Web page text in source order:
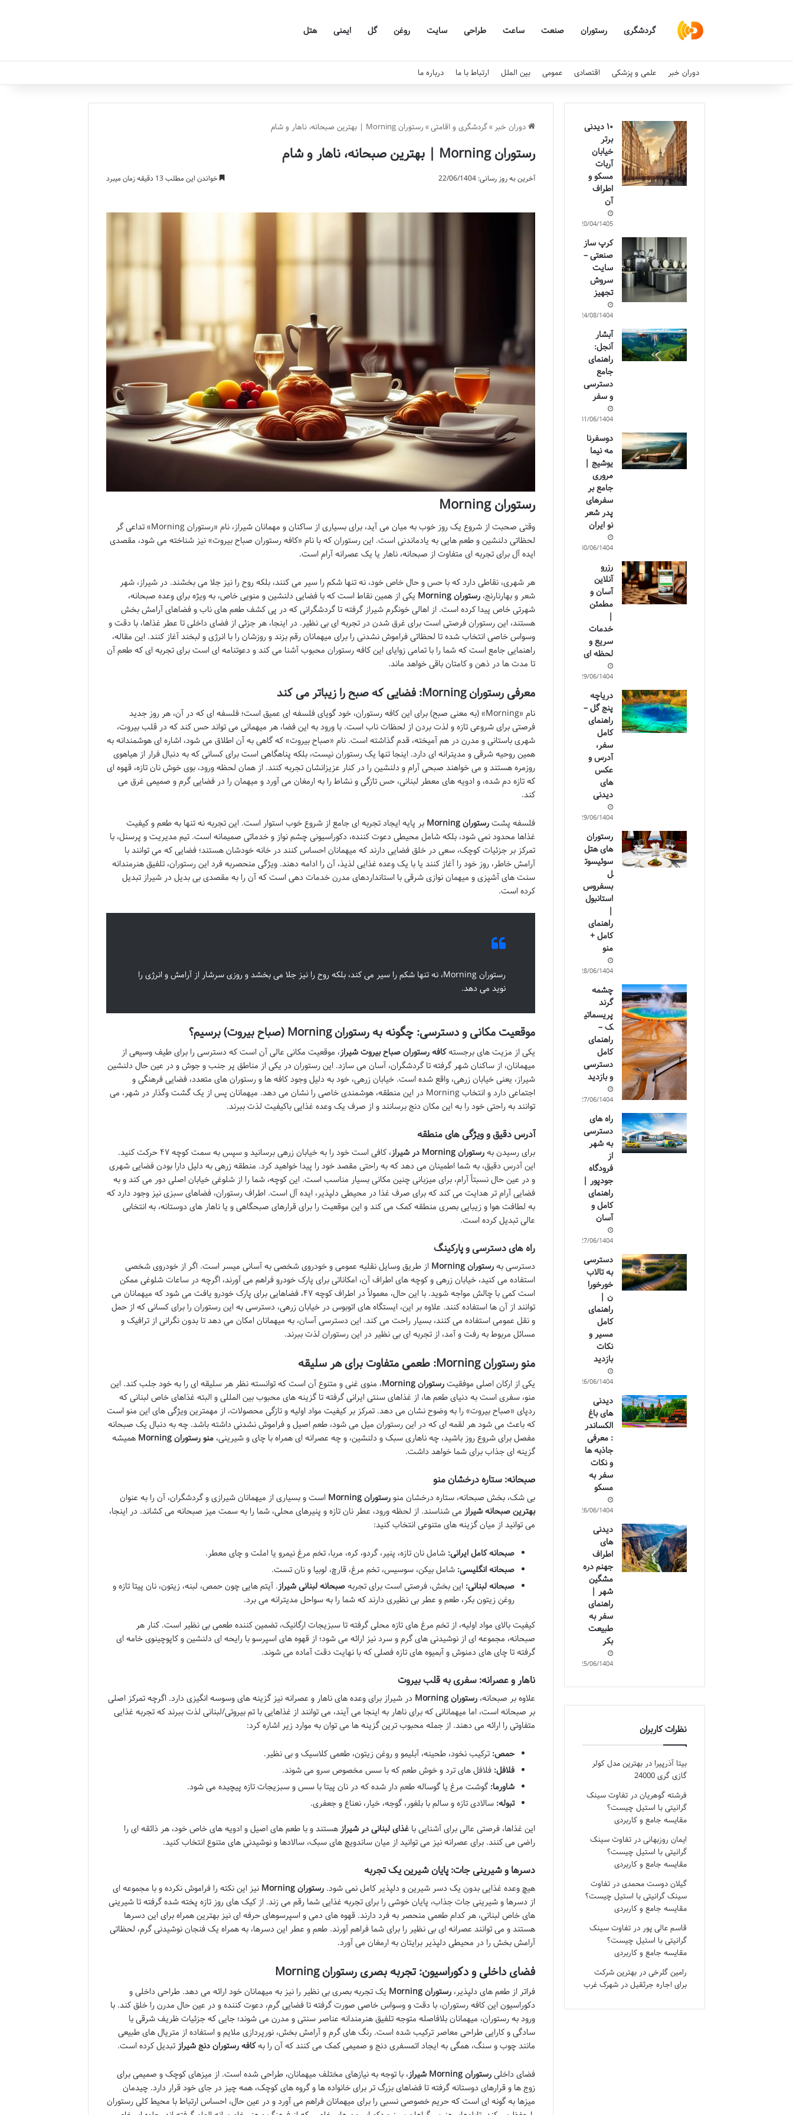
گردشگری رستوران صنعت ساعت طراحی سایت روغن گل ایمنی هتل
دوران خبر علمی و پزشکی اقتصادی عمومی بین الملل ارتباط با ما درباره ما
دوران خبر »گردشگری و اقامتی » رستوران Morning | بهترین صبحانه، ناهار و شام
رستوران Morning | بهترین صبحانه، ناهار و شام
آخرین به روز رسانی: 22/06/1404 خواندن این مطلب 13 دقیقه زمان میبرد
رستوران Morning
وقتی صحبت از شروع یک روز خوب به میان می آید، برای بسیاری از ساکنان و مهمانان شیراز، نام «رستوران Morning» تداعی گر
لحظاتی دلنشین و طعم هایی به یادماندنی است. این رستوران که با نام «کافه رستوران صباح بیروت» نیز شناخته می شود، مقصدی
ایده آل برای تجربه ای متفاوت از صبحانه، ناهار یا یک عصرانه آرام است.
هر شهری، نقاطی دارد که با حس و حال خاص خود، نه تنها شکم را سیر می کنند، بلکه روح را نیز جلا می بخشند. در شیراز، شهر
شعر و بهارنارنج،رستوران Morning
یکی از همین نقاط است که با فضایی دلنشین و منویی خاص، به ویژه برای وعده صبحانه،
شهرتی خاص پیدا کرده است. از اهالی خونگرم شیراز گرفته تا گردشگرانی که در پی کشف طعم های ناب و فضاهای آرامش بخش
هستند، این رستوران فرصتی است برای غرق شدن در تجربه ای بی نظیر. در اینجا، هر جزئی از فضای داخلی تا عطر غذاها، با دقت و
وسواس خاصی انتخاب شده تا لحظاتی فراموش نشدنی را برای میهمانان رقم بزند و روزشان را با انرژی و لبخند آغاز کنند. این مقاله،
راهنمایی جامع است که شما را با تمامی زوایای این کافه رستوران محبوب آشنا می کند و دعوتنامه ای است برای تجربه ای که طعم آن
تا مدت ها در ذهن و کامتان باقی خواهد ماند.
معرفی رستوران Morning: فضایی که صبح را زیباتر می کند
نام «Morning» (به معنی صبح) برای این کافه رستوران، خود گویای فلسفه ای عمیق است؛ فلسفه ای که در آن، هر روز جدید
فرصتی برای شروعی تازه و لذت بردن از لحظات ناب است. با ورود به این فضا، هر میهمانی می تواند حس کند که در قلب بیروت،
شهری باستانی و مدرن در هم آمیخته، قدم گذاشته است. نام «صباح بیروت» که گاهی به آن اطلاق می شود، اشاره ای هوشمندانه به
همین روحیه شرقی و مدیترانه ای دارد. اینجا تنها یک رستوران نیست، بلکه پناهگاهی است برای کسانی که به دنبال فرار از هیاهوی
روزمره هستند و می خواهند صبحی آرام و دلنشین را در کنار عزیزانشان تجربه کنند. از همان لحظه ورود، بوی خوش نان تازه، قهوه ای
که تازه دم شده، و ادویه های معطر لبنانی، حس تازگی و نشاط را به ارمغان می آورد و میهمان را در فضایی گرم و صمیمی غرق می
کند.
فلسفه پشترستوران Morning
بر پایه ایجاد تجربه ای جامع از شروع خوب استوار است. این تجربه نه تنها به طعم و کیفیت
غذاها محدود نمی شود، بلکه شامل محیطی دعوت کننده، دکوراسیونی چشم نواز و خدماتی صمیمانه است. تیم مدیریت و پرسنل، با
تمرکز بر جزئیات کوچک، سعی در خلق فضایی دارند که میهمانان احساس کنند در خانه خودشان هستند؛ فضایی که می توانند با
آرامش خاطر، روز خود را آغاز کنند یا با یک وعده غذایی لذیذ، آن را ادامه دهند. ویژگی منحصربه فرد این رستوران، تلفیق هنرمندانه
سنت های آشپزی و میهمان نوازی شرقی با استانداردهای مدرن خدمات دهی است که آن را به مقصدی بی بدیل در شیراز تبدیل
کرده است.
رستوران Morning، نه تنها شکم را سیر می کند، بلکه روح را نیز جلا می بخشد و روزی سرشار از آرامش و انرژی را
نوید می دهد.
موقعیت مکانی و دسترسی: چگونه به رستوران Morning (صباح بیروت) برسیم؟
یکی از مزیت های برجستهکافه رستوران صباح بیروت شیراز، موقعیت مکانی عالی آن است که دسترسی را برای طیف وسیعی از
میهمانان، از ساکنان شهر گرفته تا گردشگران، آسان می سازد. این رستوران در یکی از مناطق پر جنب و جوش و در عین حال دلنشین
شیراز، یعنی خیابان زرهی، واقع شده است. خیابان زرهی، خود به دلیل وجود کافه ها و رستوران های متعدد، فضایی فرهنگی و
اجتماعی دارد و انتخاب Morning در این منطقه، هوشمندی خاصی را نشان می دهد. میهمانان پس از یک گشت وگذار در شهر، می
توانند به راحتی خود را به این مکان دنج برسانند و از صرف یک وعده غذایی باکیفیت لذت ببرند.
آدرس دقیق و ویژگی های منطقه
برای رسیدن بهرستوران Morning در شیراز
، کافی است خود را به خیابان زرهی برسانید و سپس به سمت کوچه ۴۷ حرکت کنید.
این آدرس دقیق، به شما اطمینان می دهد که به راحتی مقصد خود را پیدا خواهید کرد. منطقه زرهی به دلیل دارا بودن فضایی شهری
و در عین حال نسبتاً آرام، برای میزبانی چنین مکانی بسیار مناسب است. این کوچه، شما را از شلوغی خیابان اصلی دور می کند و به
فضایی آرام تر هدایت می کند که برای صرف غذا در محیطی دلپذیر، ایده آل است. اطراف رستوران، فضاهای سبزی نیز وجود دارد که
به لطافت هوا و زیبایی بصری منطقه کمک می کند و این موقعیت را برای قرارهای صبحگاهی و یا ناهار های دوستانه، به انتخابی
عالی تبدیل کرده است.
راه های دسترسی و پارکینگ
دسترسی بهرستوران Morning
از طریق وسایل نقلیه عمومی و خودروی شخصی به آسانی میسر است. اگر از خودروی شخصی
استفاده می کنید، خیابان زرهی و کوچه های اطراف آن، امکاناتی برای پارک خودرو فراهم می آورند، اگرچه در ساعات شلوغی ممکن
است کمی با چالش مواجه شوید. با این حال، معمولاً در اطراف کوچه ۴۷، فضاهایی برای پارک خودرو یافت می شود که میهمانان می
توانند از آن ها استفاده کنند. علاوه بر این، ایستگاه های اتوبوس در خیابان زرهی، دسترسی به این رستوران را برای کسانی که از حمل
و نقل عمومی استفاده می کنند، بسیار راحت می کند. این دسترسی آسان، به میهمانان امکان می دهد تا بدون نگرانی از ترافیک و
مسائل مربوط به رفت و آمد، از تجربه ای بی نظیر در این رستوران لذت ببرند.
منو رستوران Morning: طعمی متفاوت برای هر سلیقه
یکی از ارکان اصلی موفقیترستوران Morning
، منوی غنی و متنوع آن است که توانسته نظر هر سلیقه ای را به خود جلب کند. این
منو، سفری است به دنیای طعم ها، از غذاهای سنتی ایرانی گرفته تا گزینه های محبوب بین المللی و البته غذاهای خاص لبنانی که
ردپای «صباح بیروت» را به وضوح نشان می دهد. تمرکز بر کیفیت مواد اولیه و تازگی محصولات، از مهمترین ویژگی های این منو است
که باعث می شود هر لقمه ای که در این رستوران میل می شود، طعم اصیل و فراموش نشدنی داشته باشد. چه به دنبال یک صبحانه
مفصل برای شروع روز باشید، چه ناهاری سبک و دلنشین، و چه عصرانه ای همراه با چای و شیرینی،منو رستوران Morning
همیشه
گزینه ای جذاب برای شما خواهد داشت.
صبحانه: ستاره درخشان منو
بی شک، بخش صبحانه، ستاره درخشان منورستوران Morning
است و بسیاری از میهمانان شیرازی و گردشگران، آن را به عنوان
بهترین صبحانه شیراز می شناسند. از لحظه ورود، عطر نان تازه و پنیرهای محلی، شما را به سمت میز صبحانه می کشاند. در اینجا،
می توانید از میان گزینه های متنوعی انتخاب کنید:
صبحانه کامل ایرانی: شامل نان تازه، پنیر، گردو، کره، مربا، تخم مرغ نیمرو یا املت و چای معطر.
صبحانه انگلیسی: شامل بیکن، سوسیس، تخم مرغ، قارچ، لوبیا و نان تست.
صبحانه لبنانی: این بخش، فرصتی است برای تجربهصبحانه لبنانی شیراز. آیتم هایی چون حمص، لبنه، زیتون، نان پیتا تازه و
روغن زیتون بکر، طعم و عطر بی نظیری دارند که شما را به سواحل مدیترانه می برد.
کیفیت بالای مواد اولیه، از تخم مرغ های تازه محلی گرفته تا سبزیجات ارگانیک، تضمین کننده طعمی بی نظیر است. کنار هر
صبحانه، مجموعه ای از نوشیدنی های گرم و سرد نیز ارائه می شود؛ از قهوه های اسپرسو با رایحه ای دلنشین و کاپوچینوی خامه ای
گرفته تا چای های دمنوش و آبمیوه های تازه فصلی که با نهایت دقت آماده می شوند.
ناهار و عصرانه: سفری به قلب بیروت
علاوه بر صبحانه،رستوران Morning
در شیراز برای وعده های ناهار و عصرانه نیز گزینه های وسوسه انگیزی دارد. اگرچه تمرکز اصلی
بر صبحانه است، اما میهمانانی که برای ناهار به اینجا می آیند، می توانند از غذاهایی با تم بیروتی/لبنانی لذت ببرند که تجربه غذایی
متفاوتی را ارائه می دهند. از جمله محبوب ترین گزینه ها می توان به موارد زیر اشاره کرد:
حمص: ترکیب نخود، طحینه، آبلیمو و روغن زیتون، طعمی کلاسیک و بی نظیر.
فلافل: فلافل های ترد و خوش طعم که با سس مخصوص سرو می شوند.
شاورما: گوشت مرغ یا گوساله طعم دار شده که در نان پیتا با سس و سبزیجات تازه پیچیده می شود.
تبوله: سالادی تازه و سالم با بلغور، گوجه، خیار، نعناع و جعفری.
این غذاها، فرصتی عالی برای آشنایی باغذای لبنانی در شیراز هستند و با طعم های اصیل و ادویه های خاص خود، هر ذائقه ای را
راضی می کنند. برای عصرانه نیز می توانید از میان ساندویچ های سبک، سالادها و نوشیدنی های متنوع انتخاب کنید.
دسرها و شیرینی جات: پایان شیرین یک تجربه
هیچ وعده غذایی بدون یک دسر شیرین و دلپذیر کامل نمی شود.رستوران Morning
نیز این نکته را فراموش نکرده و با مجموعه ای
از دسرها و شیرینی جات جذاب، پایان خوشی را برای تجربه غذایی شما رقم می زند. از کیک های روز تازه پخته شده گرفته تا شیرینی
های خاص لبنانی، هر کدام طعمی منحصر به فرد دارند. قهوه های دمی و اسپرسوهای حرفه ای نیز بهترین همراه برای این دسرها
هستند و می توانند عصرانه ای بی نظیر را برای شما فراهم آورند. طعم و عطر این دسرها، به همراه یک فنجان نوشیدنی گرم، لحظاتی
آرامش بخش را در محیطی دلپذیر برایتان به ارمغان می آورد.
فضای داخلی و دکوراسیون: تجربه بصری رستوران Morning
فراتر از طعم های دلپذیر،رستوران Morning
یک تجربه بصری بی نظیر را نیز به میهمانان خود ارائه می دهد. طراحی داخلی و
دکوراسیون این کافه رستوران، با دقت و وسواس خاصی صورت گرفته تا فضایی گرم، دعوت کننده و در عین حال مدرن را خلق کند. با
ورود به رستوران، میهمانان بلافاصله متوجه تلفیق هنرمندانه عناصر سنتی و مدرن می شوند؛ جایی که جزئیات ظریف شرقی با
سادگی و کارایی طراحی معاصر ترکیب شده است. رنگ های گرم و آرامش بخش، نورپردازی ملایم و استفاده از متریال های طبیعی
مانند چوب و سنگ، همگی به ایجاد اتمسفری دنج و صمیمی کمک می کنند که آن را بهکافه رستوران دنج شیراز تبدیل کرده است.
فضای داخلیرستوران Morning شیراز
، با توجه به نیازهای مختلف میهمانان، طراحی شده است. از میزهای کوچک و صمیمی برای
زوج ها و قرارهای دوستانه گرفته تا فضاهای بزرگ تر برای خانواده ها و گروه های کوچک، همه چیز در جای خود قرار دارد. چیدمان
میزها به گونه ای است که حریم خصوصی نسبی را برای میهمانان فراهم می آورد و در عین حال، احساس ارتباط با محیط کلی رستوران
۱۰ دیدنی
برتر
خیابان
آربات
مسکو و
اطراف
آن
20/04/1405
کرپ ساز
صنعتی –
سایت
سروش
تجهیز
24/08/1404
آبشار
آنجل:
راهنمای
جامع
دسترسی
و سفر
31/06/1404
دوسفرنا
مه نیما
یوشیج |
مروری
جامع بر
سفرهای
پدر شعر
نو ایران
30/06/1404
رزرو
آنلاین
آسان و
مطمئن
|
خدمات
سریع و
لحظه ای
29/06/1404
دریاچه
پنج گل –
راهنمای
کامل
سفر،
آدرس و
عکس
های
دیدنی
29/06/1404
رستوران
های هتل
سوئیسوت
ل
بسفروس
استانبول
|
راهنمای
کامل +
منو
28/06/1404
چشمه
گرند
پریسماتی
ک –
راهنمای
کامل
دسترسی
و بازدید
27/06/1404
راه های
دسترسی
به شهر
از
فرودگاه
جودپور |
راهنمای
کامل و
آسان
27/06/1404
دسترسی
به تالاب
خورخورا
ن |
راهنمای
کامل
مسیر و
نکات
بازدید
26/06/1404
دیدنی
های باغ
الکساندر
: معرفی
جاذبه ها
و نکات
سفر به
مسکو
26/06/1404
دیدنی
های
اطراف
جهنم دره
مشگین
شهر |
راهنمای
سفر به
طبیعت
بکر
25/06/1404
نظرات کاربران
بیتا آذرپیرا دربهترین مدل کولر
گازی گری 24000
فرشته گوهریان درتفاوت سینک
گرانیتی با استیل چیست؟
مقایسه جامع و کاربردی
ایمان روزبهانی درتفاوت سینک
گرانیتی با استیل چیست؟
مقایسه جامع و کاربردی
گیلان دوست محمدی درتفاوت
سینک گرانیتی با استیل چیست؟
مقایسه جامع و کاربردی
قاسم عالی پور درتفاوت سینک
گرانیتی با استیل چیست؟
مقایسه جامع و کاربردی
رامین گلرخی دربهترین شرکت
برای اجاره جرثقیل در شهرک غرب